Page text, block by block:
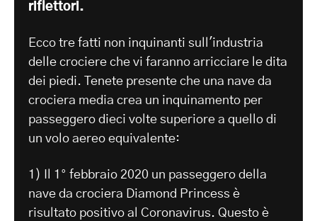
riflettori.
Ecco tre fatti non inquinanti sull'industria
delle crociere che vi faranno arricciare le dita
dei piedi. Tenete presente che una nave da
crociera media crea un inquinamento per
passeggero dieci volte superiore a quello di
un volo aereo equivalente:
1) Il 1° febbraio 2020 un passeggero della
nave da crociera Diamond Princess è
risultato positivo al Coronavirus. Questo è